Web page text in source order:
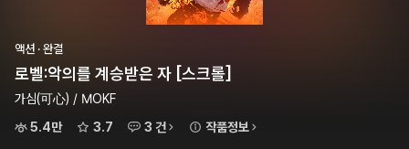
액션 · 완결
로벨:악의를 계승받은 자 [스크롤]
가심(可心) / MOKF
5.4만
3.7 3 건 작품정보